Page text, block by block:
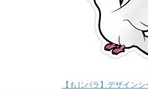
【もじパラ】デザイン